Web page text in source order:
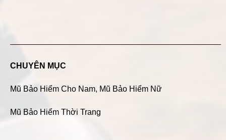
CHUYÊN MỤC
Mũ Bảo Hiểm Cho Nam, Mũ Bảo Hiểm Nữ
Mũ Bảo Hiểm Thời Trang